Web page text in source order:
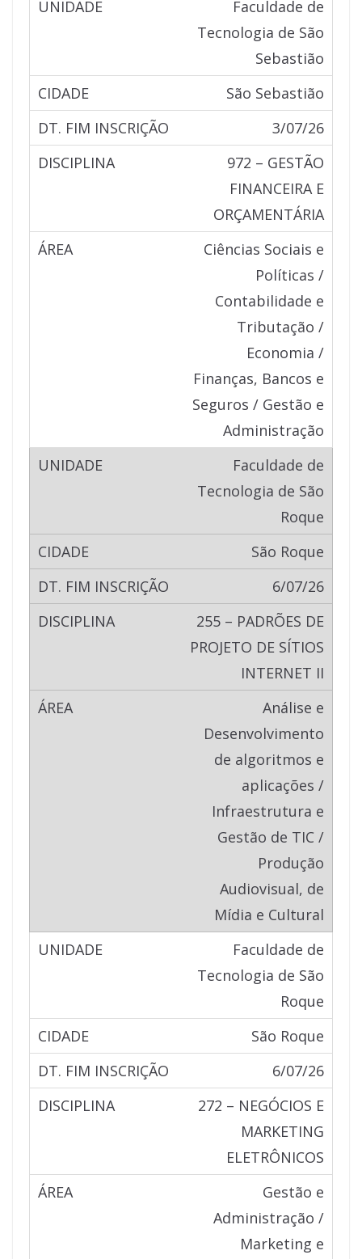
Faculdade de
Tecnologia de São
Sebastião
São Sebastião
3/07/26
972 – GESTÃO
FINANCEIRA E
ORÇAMENTÁRIA
Ciências Sociais e
Políticas /
Contabilidade e
Tributação /
Economia /
Finanças, Bancos e
Seguros / Gestão e
Administração
Faculdade de
Tecnologia de São
Roque
São Roque
6/07/26
255 – PADRÕES DE
PROJETO DE SÍTIOS
INTERNET II
Análise e
Desenvolvimento
de algoritmos e
aplicações /
Infraestrutura e
Gestão de TIC /
Produção
Audiovisual, de
Mídia e Cultural
Faculdade de
Tecnologia de São
Roque
São Roque
6/07/26
272 – NEGÓCIOS E
MARKETING
ELETRÔNICOS
Gestão e
Administração /
Marketing e